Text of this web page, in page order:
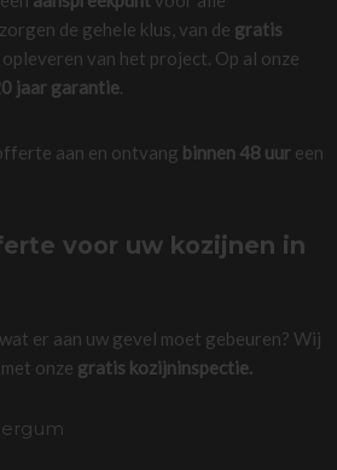
de gehele klus, van de gratis
van het project. Op al onze
jaar garantie.
aan en ontvang binnen 48 uureen
voor uw kozijnen in
er aan uw gevel moet gebeuren? Wij
onze gratis kozijninspectie.